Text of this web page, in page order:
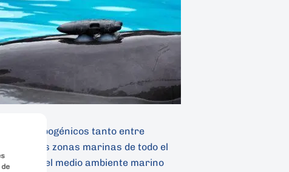
antropogénicos tanto entre
zonas marinas de todo el
salud del medio ambiente marino